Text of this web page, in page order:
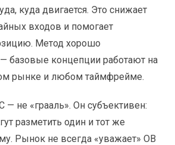
куда двигается. Это снижает
входов и помогает
Метод хорошо
базовые концепции работают на
рынке и любом таймфрейме.
— не «грааль». Он субъективен:
разметить один и тот же
Рынок не всегда «уважает» OB